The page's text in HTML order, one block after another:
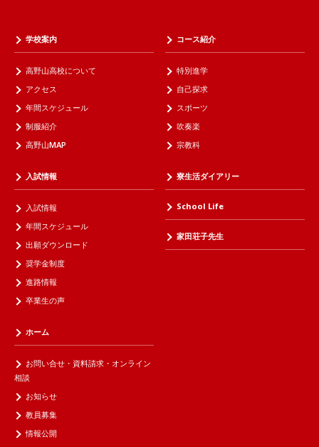
学校案内
高野山高校について
アクセス
年間スケジュール
制服紹介
高野山MAP
コース紹介
特別進学
自己探求
スポーツ
吹奏楽
宗教科
入試情報
入試情報
年間スケジュール
出願ダウンロード
奨学金制度
進路情報
卒業生の声
寮生活ダイアリー
School Life
家田荘子先生
ホーム
お問い合せ・資料請求・オンライン
相談
お知らせ
教員募集
情報公開